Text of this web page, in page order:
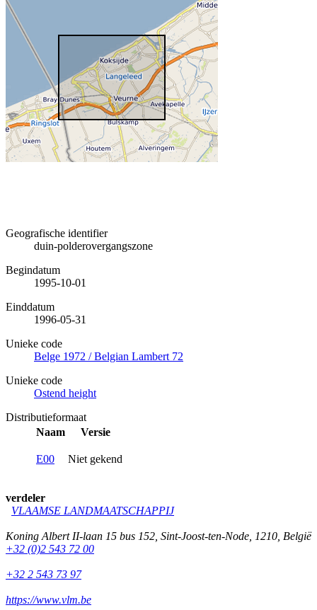
Geografische identifier
duin-polderovergangszone
Begindatum
1995-10-01
Einddatum
1996-05-31
Unieke code
Belge 1972 / Belgian Lambert 72
Unieke code
Ostend height
Distributieformaat
Naam
Versie
E00 Niet gekend
verdeler
VLAAMSE LANDMAATSCHAPPIJ
Koning Albert II-laan 15 bus 152 Sint-Joost-ten-Node 1210 België
+32 (0)2 543 72 00
+32 2 543 73 97
https://www.vlm.be